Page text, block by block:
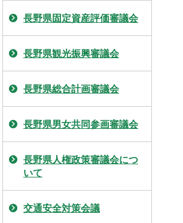
長野県固定資産評価審議会
長野県観光振興審議会
長野県総合計画審議会
長野県男女共同参画審議会
長野県人権政策審議会につ
いて
交通安全対策会議